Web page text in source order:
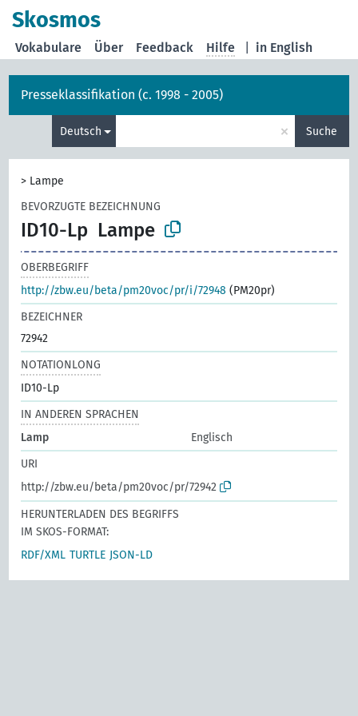
Skosmos
in English
Vokabulare Über Feedback Hilfe
Presseklassifikation (c. 1998 - 2005)
Deutsch × Suche
> Lampe
BEVORZUGTE BEZEICHNUNG
ID10-Lp Lampe
OBERBEGRIFF
http://zbw.eu/beta/pm20voc/pr/i/72948 (PM20pr)
BEZEICHNER
72942
NOTATIONLONG
ID10-Lp
IN ANDEREN SPRACHEN
Lamp
Englisch
URI
http://zbw.eu/beta/pm20voc/pr/72942
HERUNTERLADEN DES BEGRIFFS
IM SKOS-FORMAT:
RDF/XML TURTLE JSON-LD